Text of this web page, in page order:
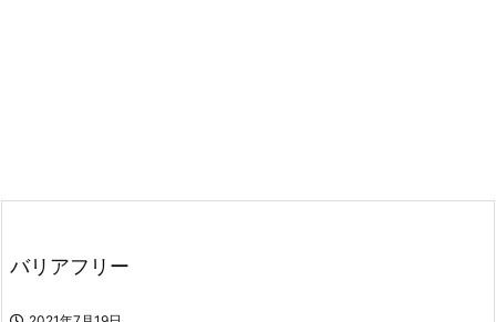
バリアフリー